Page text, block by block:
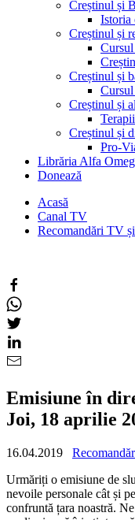
Creștinul și
Istoria
Creștinul și
Creștinul și
Creștinul și
Creștinul și
Pro-
Librăria Alfa
Donează
Acasă
Canal TV
Recomandări TV
Emisiune în
Joi, 18 aprilie
16.04.2019
Urmăriți o emisiune de
nevoile personale cât și
confruntă țara noastră.